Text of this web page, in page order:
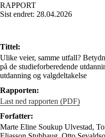
RAPPORT
Sist endret: 28.04.2026
Tittel:
Ulike veier, samme utfall?
på de studieforberedende
utdanning og valgdeltakelse
Rapporten:
Last ned rapporten (PDF)
Forfatter:
Marte Eline Soukup Ulvestad,